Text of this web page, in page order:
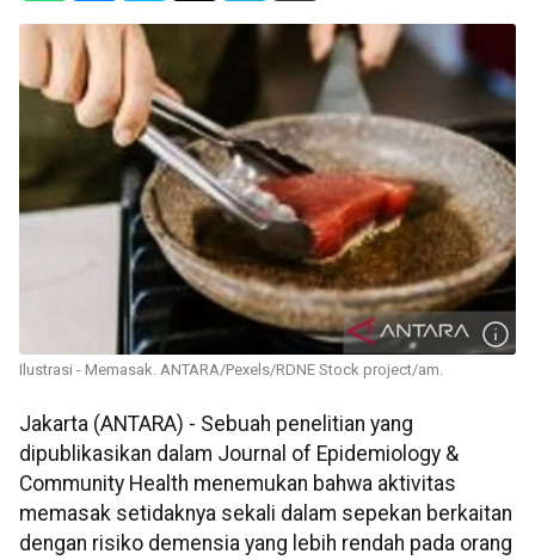
Ilustrasi - Memasak. ANTARA/Pexels/RDNE Stock project/am.
Jakarta (ANTARA) - Sebuah penelitian yang
dipublikasikan dalam Journal of Epidemiology &
Community Health menemukan bahwa aktivitas
memasak setidaknya sekali dalam sepekan berkaitan
dengan risiko demensia yang lebih rendah pada orang